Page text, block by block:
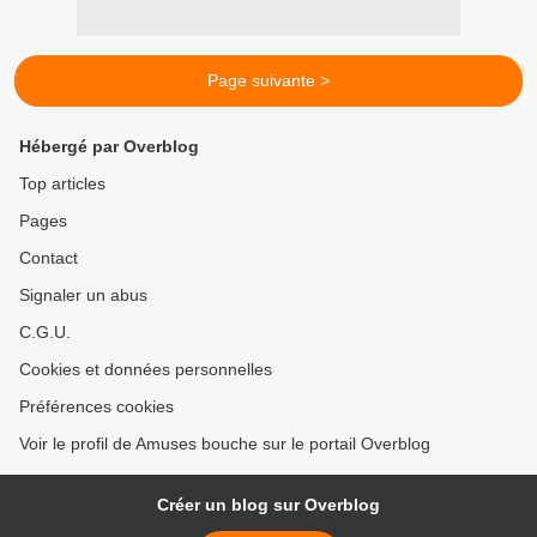
Page suivante >
Hébergé par Overblog
Top articles
Pages
Contact
Signaler un abus
C.G.U.
Cookies et données personnelles
Préférences cookies
Voir le profil de Amuses bouche sur le portail Overblog
Créer un blog sur Overblog